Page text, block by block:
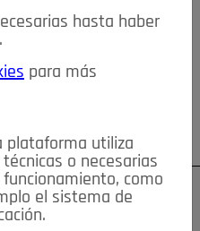
INTERÉS
CONTACTO
¿Olvidó su contraseña?
hasta haber
para más
plataforma utiliza
técnicas o necesarias
funcionamiento, como
el sistema de